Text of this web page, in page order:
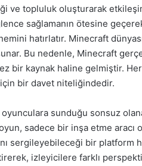
ve topluluk oluşturarak
sağlamanın ötesine
hatırlatır. Minecraft
Bu nedenle, Minecraft
bir kaynak haline gelmiştir.
için bir davet niteliğindedir.
sunduğu sonsuz
sadece bir inşa etme aracı
sergileyebileceği bir
izleyicilere farklı